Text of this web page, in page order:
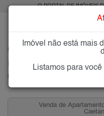
O PORTAL DE IMÓVEIS
Imóveis à Venda na
Venda de
Imóvel não está mais
Listamos para